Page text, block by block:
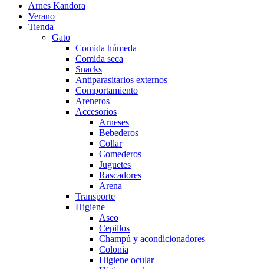
Arnes Kandora
Verano
Tienda
Gato
Comida húmeda
Comida seca
Snacks
Antiparasitarios externos
Comportamiento
Areneros
Accesorios
Arneses
Bebederos
Collar
Comederos
Juguetes
Rascadores
Arena
Transporte
Higiene
Aseo
Cepillos
Champú y acondicionadores
Colonia
Higiene ocular